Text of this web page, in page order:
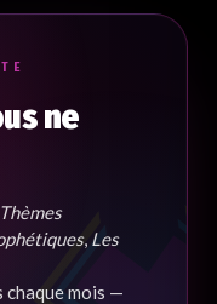
ne
Thèmes
, Les
chaque mois —